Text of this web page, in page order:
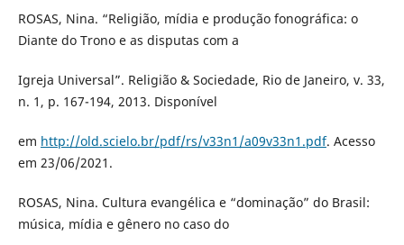
ROSAS, Nina. “Religião, mídia e produção fonográfica: o
Diante do Trono e as disputas com a
Igreja Universal”. Religião & Sociedade, Rio de Janeiro, v. 33,
n. 1, p. 167-194, 2013. Disponível
em http://old.scielo.br/pdf/rs/v33n1/a09v33n1.pdf. Acesso
em 23/06/2021.
ROSAS, Nina. Cultura evangélica e “dominação” do Brasil:
música, mídia e gênero no caso do